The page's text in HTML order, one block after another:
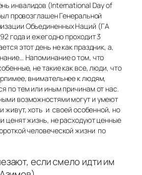
инвалидов (International Day of
провозглашен Генеральной
Объединенных Наций (ГА
года и ежегодно проходит 3
этот день не как праздник, а,
Напоминание о том, что
не такие как все, люди, что
внимательнее к людям,
по тем или иным причинам от нас.
возможностями могут и умеют
живут, хоть и своей особенной, но
ценят жизнь, не расходуют ценные
человеческой жизни по
если смело идти им